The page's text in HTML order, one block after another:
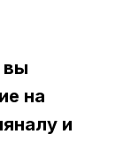
вы
на
и